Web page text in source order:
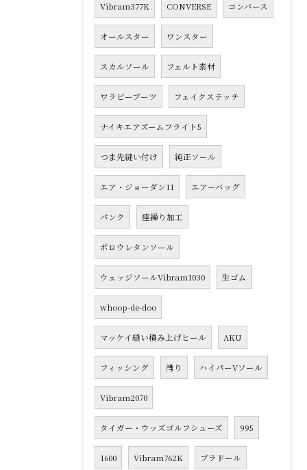
Vibram377K CONVERSE コンバース
オールスター ワンスター
スカルソール フェルト素材
ワラビーブーツ フェイクステッチ
ナイキエアズームフライト5
つま先縫い付け 純正ソール
エア・ジョーダン11 エアーバッグ
パンク 座繰り加工
ポロウレタンソール
ウェッジソールVibram1030 生ゴム
whoop-de-doo
マッケイ縫い積み上げヒール AKU
フィッシング 滑り ハイパーVソール
Vibram2070
タイガー・ウッズゴルフシューズ 995
1600 Vibram762K ブラドール